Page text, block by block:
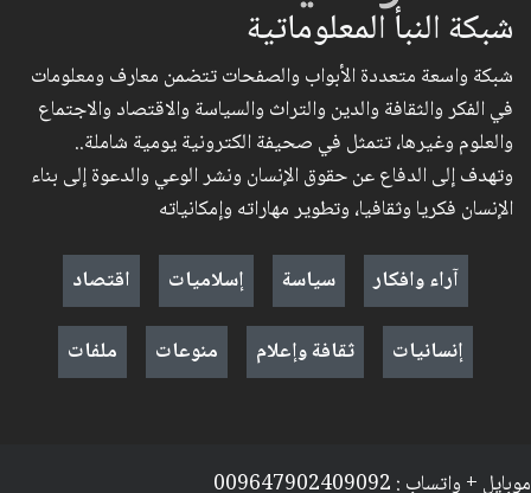
شبكة النبأ المعلوماتية
شبكة واسعة متعددة الأبواب والصفحات تتضمن معارف ومعلومات
في الفكر والثقافة والدين والتراث والسياسة والاقتصاد والاجتماع
والعلوم وغيرها، تتمثل في صحيفة الكترونية يومية شاملة..
وتهدف إلى الدفاع عن حقوق الإنسان ونشر الوعي والدعوة إلى بناء
الإنسان فكريا وثقافيا، وتطوير مهاراته وإمكانياته
آراء وافكار
سياسة إسلاميات
اقتصاد
إنسانيات
ثقافة وإعلام منوعات ملفات
موبايل + واتساب : 009647902409092